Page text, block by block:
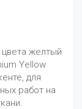
желтый
Yellow
для
работ на